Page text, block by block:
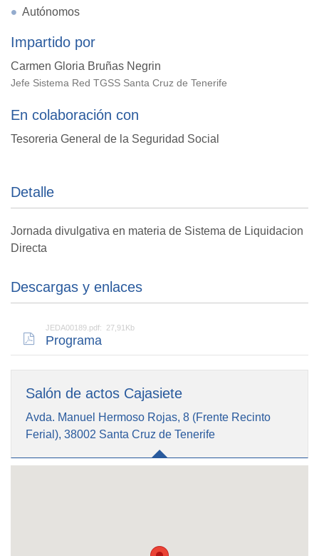
Autónomos
Impartido por
Carmen Gloria Bruñas Negrin
Jefe Sistema Red TGSS Santa Cruz de Tenerife
En colaboración con
Tesoreria General de la Seguridad Social
Detalle
Jornada divulgativa en materia de Sistema de Liquidacion
Directa
Descargas y enlaces
JEDA00189.pdf: 27,91Kb
Programa
Salón de actos Cajasiete
Avda. Manuel Hermoso Rojas, 8 (Frente Recinto
Ferial), 38002 Santa Cruz de Tenerife